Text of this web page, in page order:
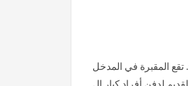
لزاهر كمون تعتبر مقبرة الجلاز أو الزلاج من أقدم و أهم مقابر الجمهورية التونسية و تنسب إلى الشيخ أبي عبد الله محمد بن عمر بن تاج الدين الزلاج الذي توفي سنة 1205. تقع المقبرة في المدخل